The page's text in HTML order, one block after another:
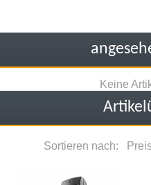
Keine
Sortieren nach: